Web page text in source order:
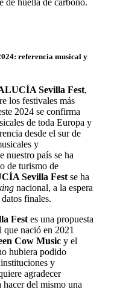
de huella de carbono.
referencia musical y
Sevilla Fest,
los festivales más
2024 se confirma
de toda Europa y
desde el sur de
y
nuestro país se ha
de turismo de
Sevilla Fest se ha
nacional, a la espera
finales.
Fest es una propuesta
que nació en 2021
Cow Music y el
hubiera podido
y
agradecer
del mismo una